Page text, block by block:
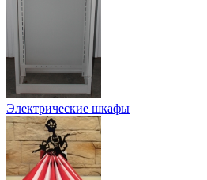
Электрические шкафы